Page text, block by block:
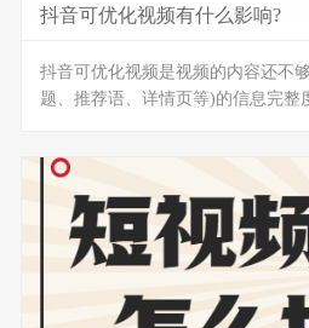
抖音可优化视频有什么影响?
抖音可优化视频是视频的内容还不
题、推荐语、详情页等)的信息完整
判罚、提高视频点击率及转化率等
营情况。
视频基础分低于100分的视频，将
行报名和用户搜索推荐中的展示结果
最重要的第一点是首先确定你的账